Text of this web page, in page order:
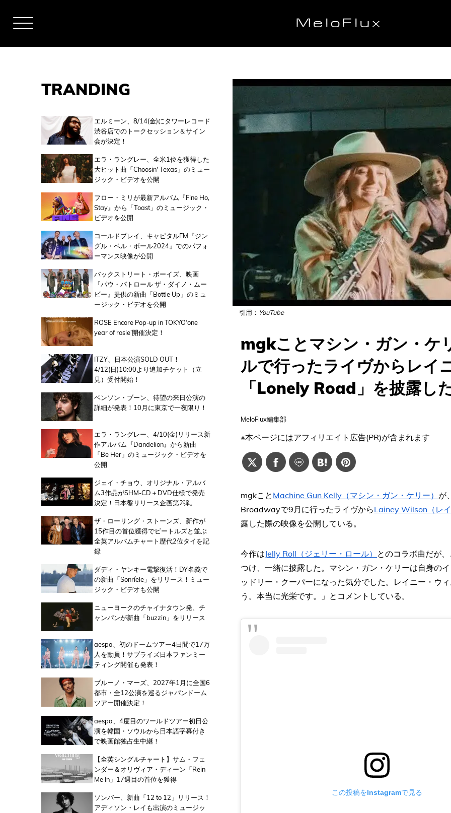
引用： YouTube
mgkことマシン・ガン・ケ
ルで行ったライヴからレイ
「Lonely Road」を披露し
MeloFlux編集部
※本ページにはアフィリエイト広告(PR)が含まれます
mgkこと Machine Gun Kelly（マシン・ガン・ケリー） が
Broadwayで9月に行ったライヴからLainey Wilson（レイ
露した際の映像を公開している。
今作はJelly Roll（ジェリー・ロール） とのコラボ曲だが
つけ、一緒に披露した。マシン・ガン・ケリーは自身の
ッドリー・クーパーになった気分でした。レイニー・ウ
う。本当に光栄です。」とコメントしている。
この投稿をInstagramで見る
TRANDING
エルミーン、8/14(金)にタワーレコード
渋谷店でのトークセッション＆サイン
会が決定！
エラ・ラングレー、全米1位を獲得した
大ヒット曲「Choosin' Texas」のミュー
ジック・ビデオを公開
フロー・ミリが最新アルバム『Fine Ho,
Stay』から「Toast」のミュージック・
ビデオを公開
コールドプレイ、キャピタルFM『ジン
グル・ベル・ボール2024』でのパフォ
ーマンス映像が公開
バックストリート・ボーイズ、映画
『パウ・パトロール ザ・ダイノ・ムー
ビー』提供の新曲「Bottle Up」のミュ
ージック・ビデオを公開
ROSE Encore Pop-up in TOKYO‘one
year of rosie’開催決定！
ITZY、日本公演SOLD OUT！
4/12(日)10:00より追加チケット（立
見）受付開始！
ベンソン・ブーン、待望の来日公演の
詳細が発表！10月に東京で一夜限り！
エラ・ラングレー、4/10(金)リリース新
作アルバム『Dandelion』から新曲
「Be Her」のミュージック・ビデオを
公開
ジェイ・チョウ、オリジナル・アルバ
ム3作品がSHM-CD＋DVD仕様で発売
決定！日本盤リリース企画第2弾。
ザ・ローリング・ストーンズ、新作が
15作目の首位獲得でビートルズと並ぶ
全英アルバムチャート歴代2位タイを記
録
ダディ・ヤンキー電撃復活！DY名義で
の新曲「Sonríele」をリリース！ミュー
ジック・ビデオも公開
ニューヨークのチャイナタウン発、チ
ャンパンが新曲「buzzin」をリリース
aespa、初のドームツアー4日間で17万
人を動員！サプライズ日本ファンミー
ティング開催も発表！
ブルーノ・マーズ、2027年1月に全国6
都市・全12公演を巡るジャパンドーム
ツアー開催決定！
aespa、4度目のワールドツアー初日公
演を韓国・ソウルから日本語字幕付き
で映画館独占生中継！
【全英シングルチャート】サム・フェ
ンダー＆オリヴィア・ディーン「Rein
Me In」17週目の首位を獲得
ソンバー、新曲「12 to 12」リリース！
アディソン・レイも出演のミュージッ